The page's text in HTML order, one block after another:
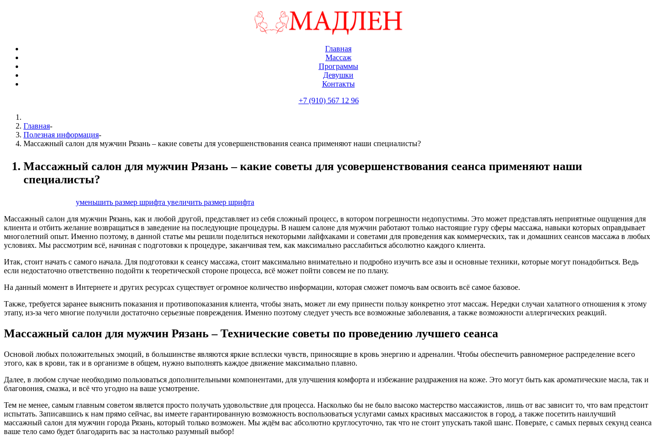
Главная
Массаж
Программы
Девушки
Контакты
+7 (910) 567 12 96
Главная-
Полезная информация-
Массажный салон для мужчин Рязань – какие советы для усовершенствования сеанса применяют наши специалисты?
Массажный салон для мужчин Рязань – какие советы для усовершенствования сеанса применяют наши
специалисты?
уменьшить размер шрифта увеличить размер шрифта
Массажный салон для мужчин Рязань, как и любой другой, представляет из себя сложный процесс, в котором погрешности недопустимы. Это может представлять неприятные ощущения для
клиента и отбить желание возвращаться в заведение на последующие процедуры. В нашем салоне для мужчин работают только настоящие гуру сферы массажа, навыки которых оправдывает
многолетний опыт. Именно поэтому, в данной статье мы решили поделиться некоторыми лайфхаками и советами для проведения как коммерческих, так и домашних сеансов массажа в любых
условиях. Мы рассмотрим всё, начиная с подготовки к процедуре, заканчивая тем, как максимально расслабиться абсолютно каждого клиента.
Итак, стоит начать с самого начала. Для подготовки к сеансу массажа, стоит максимально внимательно и подробно изучить все азы и основные техники, которые могут понадобиться. Ведь
если недостаточно ответственно подойти к теоретической стороне процесса, всё может пойти совсем не по плану.
На данный момент в Интернете и других ресурсах существует огромное количество информации, которая сможет помочь вам освоить всё самое базовое.
Также, требуется заранее выяснить показания и противопоказания клиента, чтобы знать, может ли ему принести пользу конкретно этот массаж. Нередки случаи халатного отношения к этому
этапу, из-за чего многие получили достаточно серьезные повреждения. Именно поэтому следует учесть все возможные заболевания, а также возможности аллергических реакций.
Массажный салон для мужчин Рязань – Технические советы по проведению лучшего сеанса
Основой любых положительных эмоций, в большинстве являются яркие всплески чувств, приносящие в кровь энергию и адреналин. Чтобы обеспечить равномерное распределение всего
этого, как в крови, так и в организме в общем, нужно выполнять каждое движение максимально плавно.
Далее, в любом случае необходимо пользоваться дополнительными компонентами, для улучшения комфорта и избежание раздражения на коже. Это могут быть как ароматические масла, так и
благовония, смазка, и всё что угодно на ваше усмотрение.
Тем не менее, самым главным советом является просто получать удовольствие для процесса. Насколько бы не было высоко мастерство массажистов, лишь от вас зависит то, что вам предстоит
испытать. Записавшись к нам прямо сейчас, вы имеете гарантированную возможность воспользоваться услугами самых красивых массажисток в город, а также посетить наилучший
массажный салон для мужчин города Рязань, который только возможен. Мы ждём вас абсолютно круглосуточно, так что не стоит упускать такой шанс. Поверьте, с самых первых секунд сеанса
ваше тело само будет благодарить вас за настолько разумный выбор!